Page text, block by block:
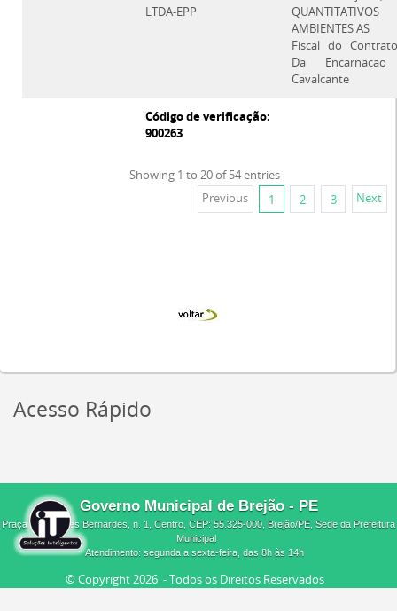
LTDA-EPP
AMBIENTES AS
Fiscal do
Da Encarnacao
Cavalcante
Código de verificação:
900263
Showing 1 to 20 of 54 entries
Previous
1 2 3 Next
Acesso Rápido
Governo Municipal de Brejão - PE
Praça Melquíades Bernardes, n. 1, Centro, CEP: 55.325-000, Brejão/PE, Sede da Prefeitura
Municipal
Atendimento: segunda a sexta-feira, das 8h às 14h
© Copyright2026 - Todos os Direitos Reservados